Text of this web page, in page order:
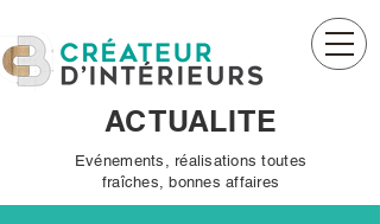
CB créateur d'intérieurs
ACTUALITE
Evénements, réalisations toutes
fraîches, bonnes affaires